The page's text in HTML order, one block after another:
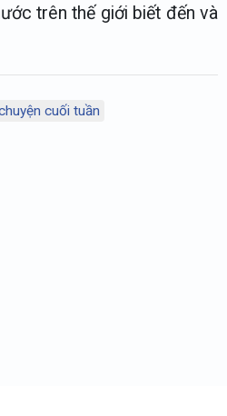
trên thế giới biết đến và
cuối tuần